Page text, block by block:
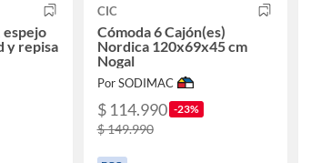
espejo
y repisa
CIC
Cómoda 6 Cajón(es)
Nordica 120x69x45 cm
Nogal
Por SODIMAC
$ 114.990 -23%
$ 149.990